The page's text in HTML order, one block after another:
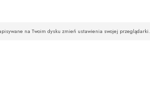
na Twoim dysku zmień ustawienia swojej przeglądarki.